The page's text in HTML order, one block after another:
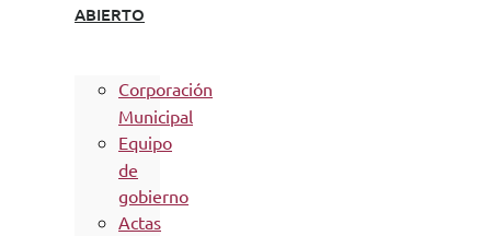
ABIERTO
Corporación
Municipal
Equipo
de
gobierno
Actas